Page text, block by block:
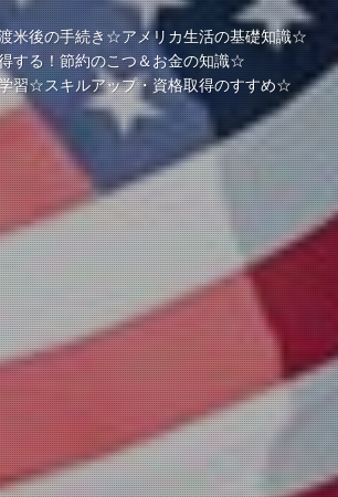
米後の手続き☆アメリカ生活の基礎知識☆
する！節約のこつ＆お金の知識☆
習☆スキルアップ・資格取得のすすめ☆